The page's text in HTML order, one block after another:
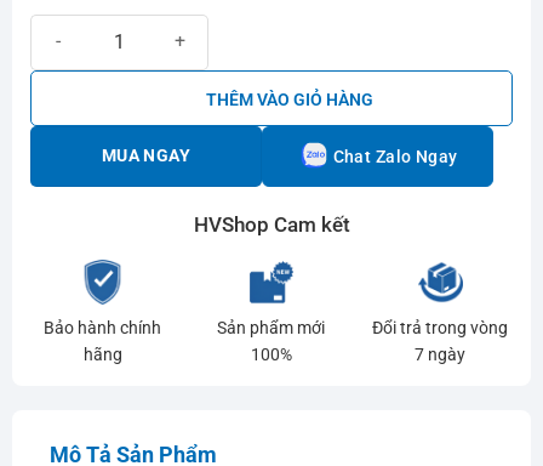
THÊM VÀO GIỎ HÀNG
MUA NGAY Chat Zalo Ngay
HVShop Cam kết
Bảo hành chính
hãng
Sản phẩm mới
100%
Đổi trả trong vòng
7 ngày
Mô Tả Sản Phẩm